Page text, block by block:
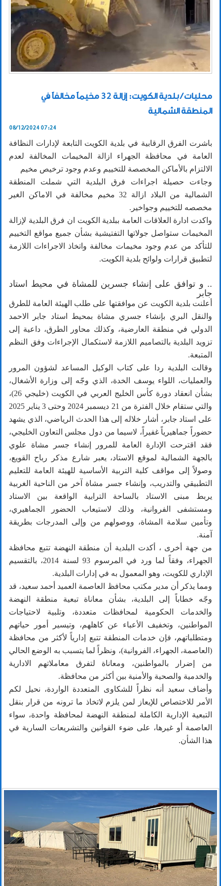
محليات / بلدية الكويت: إزالة 32 مخيماً مخالفاً في
المنطقة الشمالية
08/12/2024 07:24
باشرت الفرق الرقابية في بلدية الكويت التابعة لإدارات النظافة
العامة في محافظة الجهراء ازالة المخيمات المخالفة لعدم
الالتزام بالأماكن المخصصة للتخييم وعدم وجود ترخيص مخيم
وجاءت حصيلة اجراءات فرق البلدية التي شملت المنطقة
الشمالية من البلاد ازالة 32 مخيم مخالفة في الاماكن الغير
مخصصه للتخييم وجواخير.
واكدت ادارة العلاقات العامة ببلدية الكويت ان فرق البلدية لإزالة
المخيمات ستواصل جولاتها التفتيشية بشأن جميع مواقع التخييم
للتأكد من عدم وجود مخيمات مخالفة واتخاذ الاجراءات اللازمة
لتطبيق قرارات ولوائح بلدية الكويت.
.. و توافق على إنشاء جسرين للمشاة في محيط استاد
جابر
أعلنت بلدية الكويت عن موافقتها على طلب الهيئة العامة للطرق
والنقل البري بإنشاء جسري مشاة بمحيط استاد جابر الاحمد
الدولي في منطقة العارضية، وكذلك محاور الطرق، داعية إلى
تزويد البلدية بالتصاميم اللازمة لاستكمال الإجراءات وفق النظم
المتبعة.
وقالت البلدية ردا على كتاب الوكيل المساعد لشؤون المرور
والعمليات، اللواء يوسف الخدة، الذي وجّه إلى وزارة الأشغال،
بشأن انعقاد دورة كأس الخليج العربي في الكويت (خليجي 26)،
والتي ستقام خلال الفترة من 21 ديسمبر 2024 وحتى 3 يناير 2025
على استاد جابر، أشار خلاله إلى هذا الحدث الرياضي، الذي يشهد
حضوراً جماهيرياً غفيراً، لاسيما من دول مجلس التعاون الخليجي،
فقد اقترحت الإدارة العامة للمرور إنشاء جسر مشاة علوي
بالجهة الشمالية لموقع الاستاد، يعبر شارع مذكر رباح القويع،
وصولاً إلى مواقف كلية التربية الأساسية للهيئة العامة للتعليم
التطبيقي والتدريب، وإنشاء جسر مشاة آخر من الناحية الغربية
يربط مبنى الاستاد بالساحة الترابية الواقعة بين الاستاد
ومستشفى الفروانية، وذلك لاستيعاب الحضور الجماهيري،
وتأمين سلامة المشاة، ووصولهم من وإلى المدرجات بطريقة
آمنة.
من جهة أخرى ، أكدت البلدية أن منطقة النهضة تتبع محافظة
الجهراء، وفقاً لما ورد في المرسوم 93 لسنة 2014، بالتقسيم
الإداري للكويت، وهو المعمول به في إدارات البلدية.
ومما يذكر أن مدير مكتب محافظ العاصمة العميد أحمد سعيد، قد
وجّه خطاباً إلى البلدية، بشأن معاناة تبعية منطقة النهضة
والخدمات الحكومية لمحافظات متعددة، وتلبية لاحتياجات
المواطنين، وتخفيف الأعباء عن كاهلهم، وتيسير أمور حياتهم
ومتطلباتهم، فإن خدمات المنطقة تتبع إدارياً لأكثر من محافظة
(العاصمة، الجهراء، الفروانية)، ونظراً لما يتسبب به الوضع الحالي
من إضرار بالمواطنين، ومعاناة لتفرق معاملاتهم الادارية
والخدمية والصحية والأمنية بين أكثر من محافظة.
وأضاف سعيد أنه نظراً للشكاوى المتعددة الواردة، نحيل لكم
الأمر للاختصاص للإيعاز لمن يلزم لاتخاذ ما ترونه من قرار بنقل
التبعية الإدارية الكاملة لمنطقة النهضة لمحافظة واحدة، سواء
العاصمة أو غيرها، على ضوء القوانين والتشريعات السارية في
هذا الشأن.